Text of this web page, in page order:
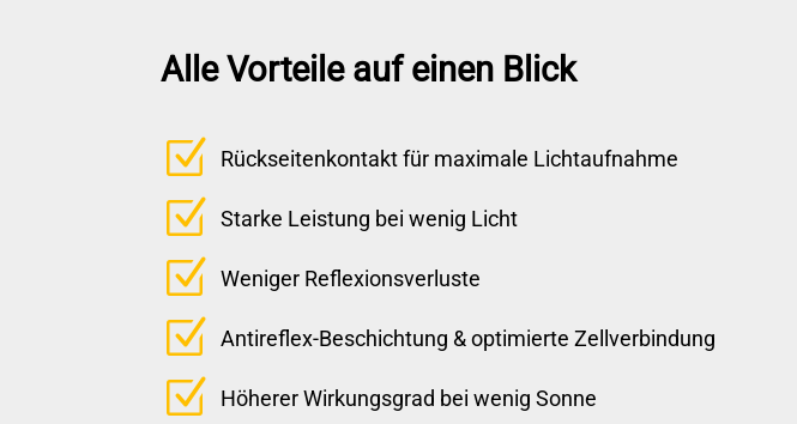
Alle Vorteile auf einen Blick
Z Rückseitenkontakt für maximale Lichtaufnahme
Z Starke Leistung bei wenig Licht
Z Weniger Reflexionsverluste
Z Antireflex-Beschichtung & optimierte Zellverbindung
Z Höherer Wirkungsgrad bei wenig Sonne